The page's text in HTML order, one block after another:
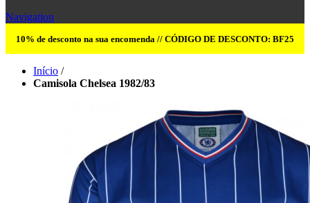
Navigation
10% de desconto na sua encomenda // CÓDIGO DE DESCONTO: BF25
Início /
Camisola Chelsea 1982/83